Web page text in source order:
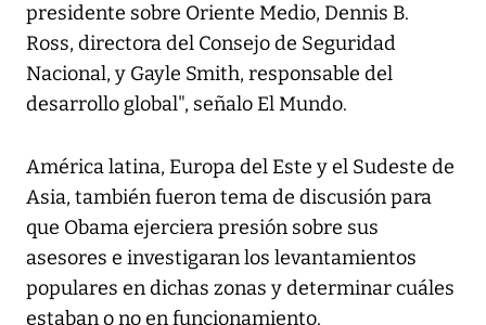
presidente sobre Oriente Medio, Dennis B.
Ross, directora del Consejo de Seguridad
Nacional, y Gayle Smith, responsable del
desarrollo global", señalo El Mundo.
América latina, Europa del Este y el Sudeste de
Asia, también fueron tema de discusión para
que Obama ejerciera presión sobre sus
asesores e investigaran los levantamientos
populares en dichas zonas y determinar cuáles
estaban o no en funcionamiento.